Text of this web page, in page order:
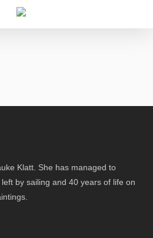
Klatt. She has managed to
by sailing and 40 years of life on